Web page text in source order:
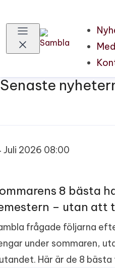
Senaste
Juli 2026 08:00
8 bästa
– utan att
frågade följarna
under sommaren,
Här är de 8 bästa